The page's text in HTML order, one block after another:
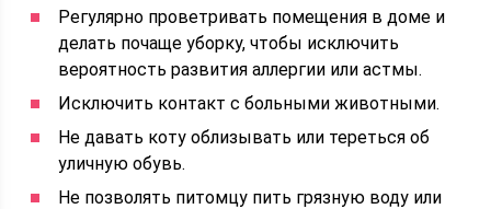
Регулярно проветривать помещения в доме и
делать почаще уборку, чтобы исключить
вероятность развития аллергии или астмы.
Исключить контакт с больными животными.
Не давать коту облизывать или тереться об
уличную обувь.
Не позволять питомцу пить грязную воду или